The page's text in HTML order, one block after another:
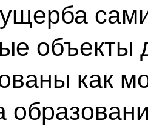
ущерба
объекты
как